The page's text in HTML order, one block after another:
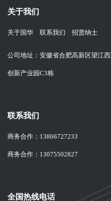
关于我们
关于国华 联系我们 招贤纳士
公司地址：安徽省合肥高新区望江
创新产业园C3栋
联系我们
商务合作： 13866727233
商务合作： 13075502827
全国热线电话